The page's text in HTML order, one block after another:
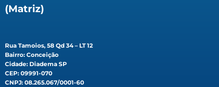
(Matriz)
Rua Tamoios, 58 Qd 34 – LT 12
Bairro: Conceição
Cidade: Diadema SP
CEP: 09991-070
CNPJ: 08.265.067/0001-60